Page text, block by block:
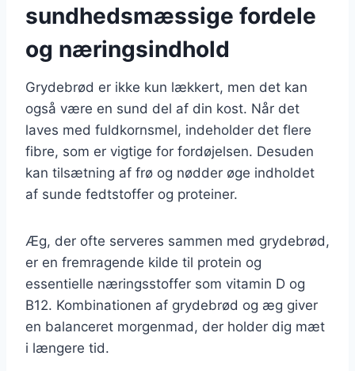
sundhedsmæssige fordele
og næringsindhold
Grydebrød er ikke kun lækkert, men det kan
også være en sund del af din kost. Når det
laves med fuldkornsmel, indeholder det flere
fibre, som er vigtige for fordøjelsen. Desuden
kan tilsætning af frø og nødder øge indholdet
af sunde fedtstoffer og proteiner.
Æg, der ofte serveres sammen med grydebrød,
er en fremragende kilde til protein og
essentielle næringsstoffer som vitamin D og
B12. Kombinationen af grydebrød og æg giver
en balanceret morgenmad, der holder dig mæt
i længere tid.